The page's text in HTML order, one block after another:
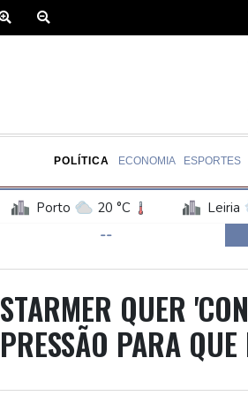
POLÍTICA ECONOMIA ESPORTES
Porto 20 °C Leiria
25 °C
Rio de Janeiro
27 °C
--
STARMER QUER
PRESSÃO PARA